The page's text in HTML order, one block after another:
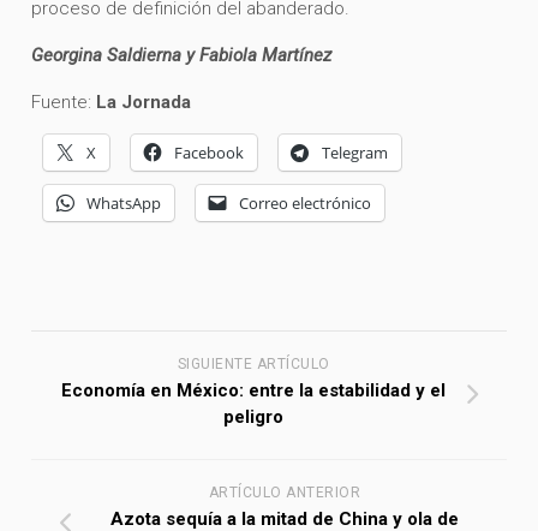
proceso de definición del abanderado.
Georgina Saldierna y Fabiola Martínez
Fuente: La Jornada
X Facebook Telegram
WhatsApp Correo electrónico
SIGUIENTE ARTÍCULO
Economía en México: entre la estabilidad y el
peligro
ARTÍCULO ANTERIOR
Azota sequía a la mitad de China y ola de